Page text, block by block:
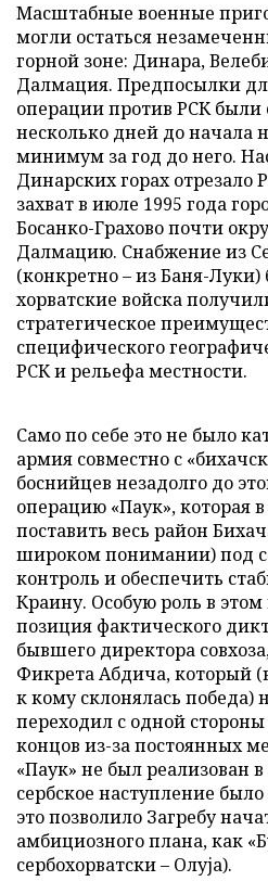
Масштабные военные
могли остаться
горной зоне: Динара,
Далмация. Предпосылки
операции против РСК были
несколько дней до начала
минимум за год до него.
Динарских горах отрезало
захват в июле 1995 года
Босанко-Грахово почти
Далмацию. Снабжение из
(конкретно – из Баня-Луки)
хорватские войска
стратегическое
специфического
РСК и рельефа местности.
Само по себе это не было
армия совместно с
боснийцев незадолго до
операцию «Паук», которая
поставить весь район
широком понимании) под
контроль и обеспечить
Краину. Особую роль в этом
позиция фактического
бывшего директора
Фикрета Абдича, который
к кому склонялась победа)
переходил с одной
концов из-за постоянных
«Паук» не был реализован
сербское наступление
это позволило Загребу
амбициозного плана, как
сербохорватски – Олуjа).